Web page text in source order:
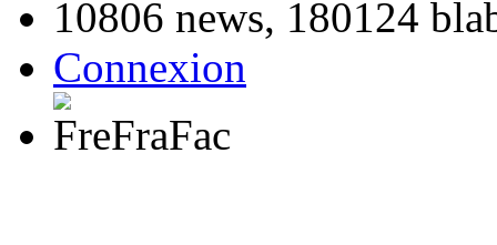
10806 news, 180124
Connexion